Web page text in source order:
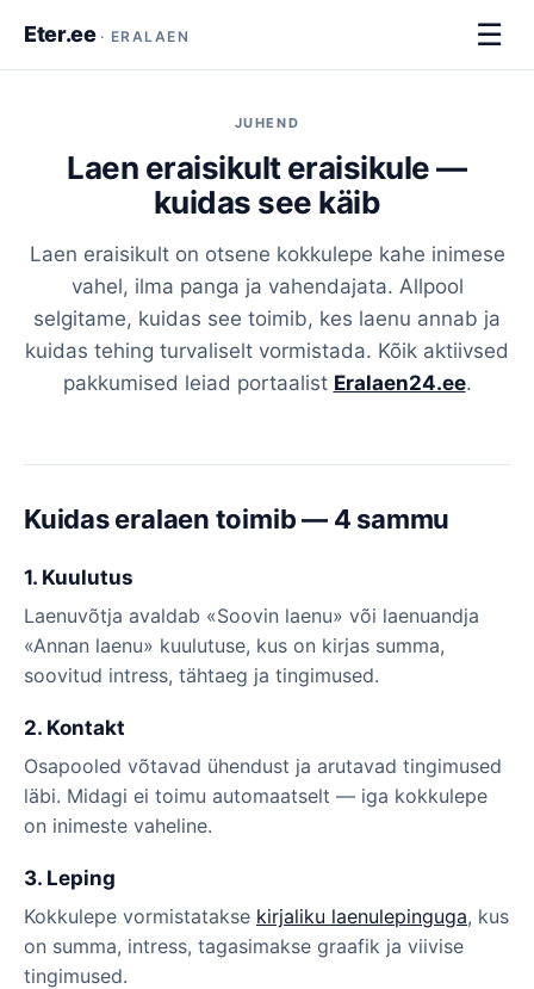
Eter.ee · ERALAEN ☰
JUHEND
Laen eraisikult eraisikule —
kuidas see käib
Laen eraisikult on otsene kokkulepe kahe inimese
vahel, ilma panga ja vahendajata. Allpool
selgitame, kuidas see toimib, kes laenu annab ja
kuidas tehing turvaliselt vormistada. Kõik aktiivsed
pakkumised leiad portaalist Eralaen24.ee.
Kuidas eralaen toimib — 4 sammu
1. Kuulutus
Laenuvõtja avaldab «Soovin laenu» või laenuandja
«Annan laenu» kuulutuse, kus on kirjas summa,
soovitud intress, tähtaeg ja tingimused.
2. Kontakt
Osapooled võtavad ühendust ja arutavad tingimused
läbi. Midagi ei toimu automaatselt — iga kokkulepe
on inimeste vaheline.
3. Leping
Kokkulepe vormistatakse kirjaliku laenulepinguga, kus
on summa, intress, tagasimakse graafik ja viivise
tingimused.